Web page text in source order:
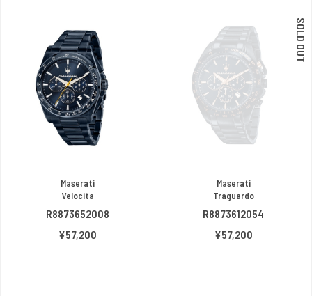
Maserati
Velocita
R8873652008
¥57,200
SOLD OUT
Maserati
Traguardo
R8873612054
¥57,200